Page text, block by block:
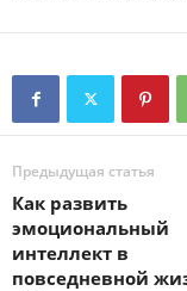
Предыдущая статья
Как развить
эмоциональный
интеллект в
повседневной